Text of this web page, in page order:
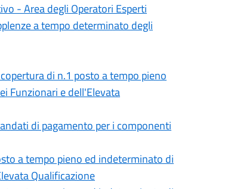
- Area degli Operatori Esperti
a tempo determinato degli
di n.1 posto a tempo pieno
Funzionari e dell'Elevata
di pagamento per i componenti
a tempo pieno ed indeterminato di
Qualificazione